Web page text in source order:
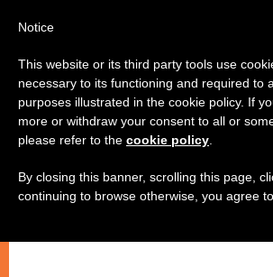
Notice
This website or its third party tools use
necessary to its functioning and required to
purposes illustrated in the cookie policy. If
more or withdraw your consent to all or
please refer to the cookie policy
By closing this banner, scrolling this page,
continuing to browse otherwise, you agree